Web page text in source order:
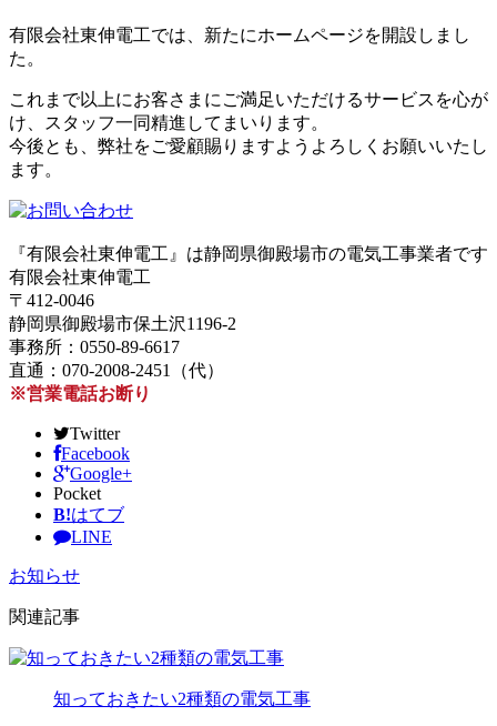
有限会社東伸電工では、新たにホームページを開設しまし
た。
これまで以上にお客さまにご満足いただけるサービスを心が
け、スタッフ一同精進してまいります。
今後とも、弊社をご愛顧賜りますようよろしくお願いいたし
ます。
『有限会社東伸電工』は静岡県御殿場市の電気工事業者です
有限会社東伸電工
〒412-0046
静岡県御殿場市保土沢1196-2
事務所：0550-89-6617
直通：070-2008-2451（代）
※営業電話お断り
Twitter
Facebook
Google+
Pocket
B!はてブ
LINE
お知らせ
関連記事
知っておきたい2種類の電気工事